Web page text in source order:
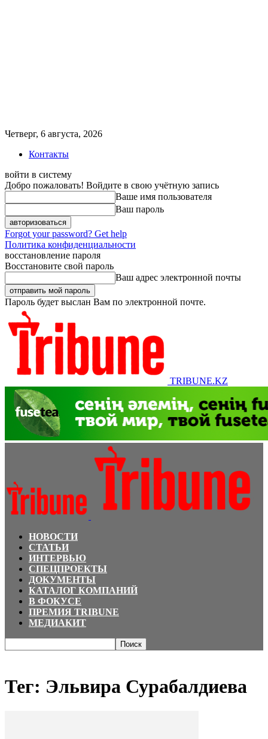
Четверг, 6 августа, 2026
Контакты
войти в систему
Добро пожаловать! Войдите в свою учётную запись
Ваше имя пользователя
Ваш пароль
Forgot your password? Get help
Политика конфиденциальности
восстановление пароля
Восстановите свой пароль
Ваш адрес электронной почты
Пароль будет выслан Вам по электронной почте.
TRIBUNE.KZ
НОВОСТИ
СТАТЬИ
ИНТЕРВЬЮ
СПЕЦПРОЕКТЫ
ДОКУМЕНТЫ
КАТАЛОГ КОМПАНИЙ
В ФОКУСЕ
ПРЕМИЯ TRIBUNE
МЕДИАКИТ
Тег: Эльвира Сурабалдиева